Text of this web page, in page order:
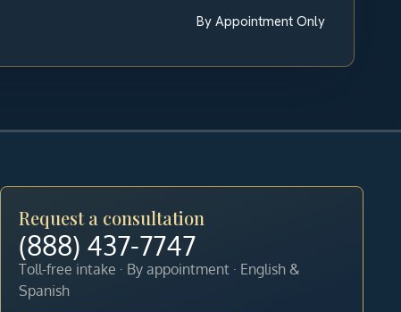
By Appointment Only
Request a consultation
(888) 437-7747
Toll-free intake · By appointment · English &
Spanish